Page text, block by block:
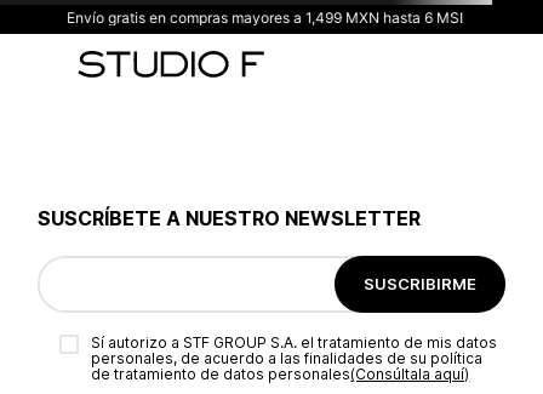
Envío gratis en compras mayores a 1,499 MXN hasta 6 MSI
SUSCRÍBETE A NUESTRO NEWSLETTER
SUSCRIBIRME
Sí autorizo a STF GROUP S.A. el tratamiento de mis datos
personales, de acuerdo a las finalidades de su política
de tratamiento de datos personales‎(Consúltala aquí)